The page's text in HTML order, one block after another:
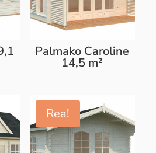
Palmako Caroline
14,5 m²
Rea!